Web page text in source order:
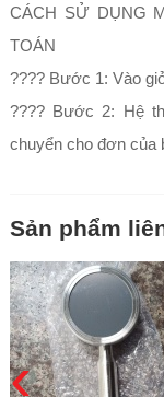
CÁCH SỬ DỤNG
TOÁN
???? Bước 1: Vào
???? Bước 2: Hệ
chuyển cho đơn của
Sản phẩm
‹